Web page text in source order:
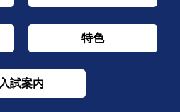
特色
入試案内